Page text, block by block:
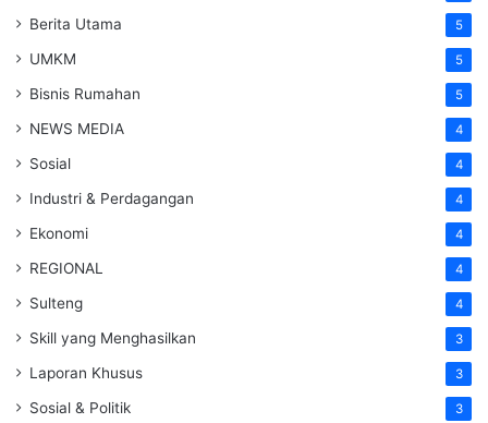
Berita Utama 5
UMKM 5
Bisnis Rumahan 5
NEWS MEDIA 4
Sosial 4
Industri & Perdagangan 4
Ekonomi 4
REGIONAL 4
Sulteng 4
Skill yang Menghasilkan 3
Laporan Khusus 3
Sosial & Politik 3